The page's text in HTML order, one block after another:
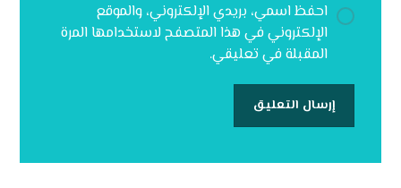
احفظ اسمي، بريدي الإلكتروني، والموقع
الإلكتروني في هذا المتصفح لاستخدامها المرة
المقبلة في تعليقي.